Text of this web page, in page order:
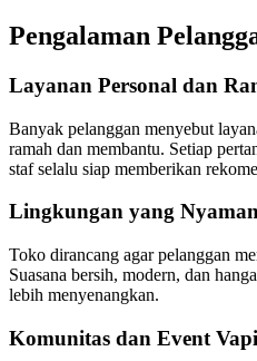
Pengalaman
Layanan Personal dan
Banyak pelanggan menyebut
ramah dan membantu. Setiap
staf selalu siap memberikan
Lingkungan yang
Toko dirancang agar pelanggan
Suasana bersih, modern, dan
lebih menyenangkan.
Komunitas dan Event